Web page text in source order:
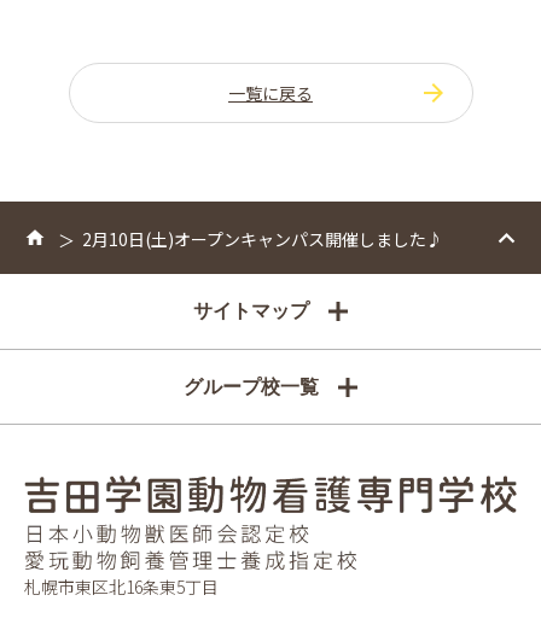
一覧に戻る
2月10日(土)オープンキャンパス開催しました♪
サイトマップ
グループ校一覧
札幌市東区北16条東5丁目